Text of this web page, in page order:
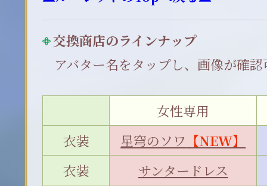
交換商店のラインナップ
アバター名をタップし、画像が確
女性専用
衣装
星穹のソワ 【NEW】
衣装
サンタードレス